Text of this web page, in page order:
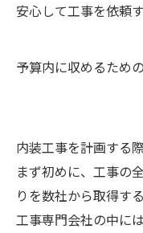
安心して工事を依頼
予算内に収めるため
内装工事を計画する
まず初めに、工事の
りを数社から取得す
工事専門会社の中に